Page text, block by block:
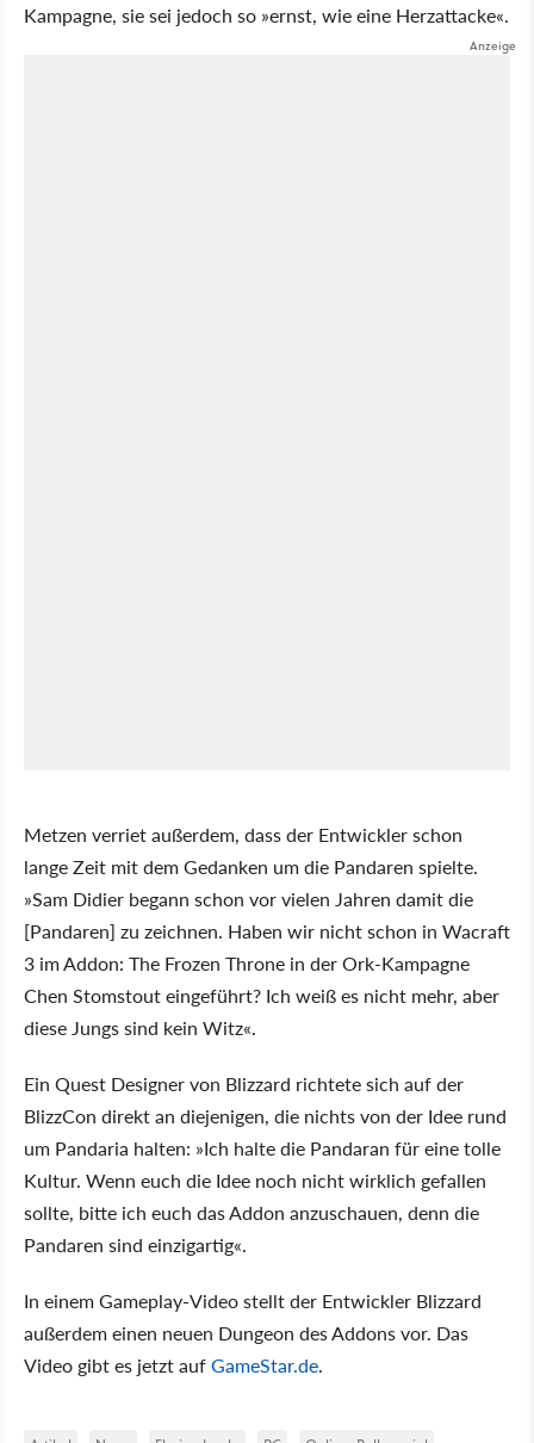
Kampagne, sie sei jedoch so »ernst, wie eine Herzattacke«.
Metzen verriet außerdem, dass der Entwickler schon
lange Zeit mit dem Gedanken um die Pandaren spielte.
»Sam Didier begann schon vor vielen Jahren damit die
[Pandaren] zu zeichnen. Haben wir nicht schon in Wacraft
3 im Addon: The Frozen Throne in der Ork-Kampagne
Chen Stomstout eingeführt? Ich weiß es nicht mehr, aber
diese Jungs sind kein Witz«.
Ein Quest Designer von Blizzard richtete sich auf der
BlizzCon direkt an diejenigen, die nichts von der Idee rund
um Pandaria halten: »Ich halte die Pandaran für eine tolle
Kultur. Wenn euch die Idee noch nicht wirklich gefallen
sollte, bitte ich euch das Addon anzuschauen, denn die
Pandaren sind einzigartig«.
In einem Gameplay-Video stellt der Entwickler Blizzard
außerdem einen neuen Dungeon des Addons vor. Das
Video gibt es jetzt aufGameStar.de.